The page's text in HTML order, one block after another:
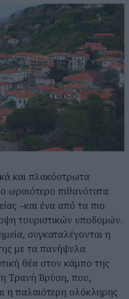
και πλακόστρωτα
ωραιότερο πιθανότατα
–και ένα από τα πιο
τουριστικών υποδομών.
συγκαταλέγονται η
με τα πανήψυλα
θέα στον κάμπο της
Τρανή Βρύση, που,
η παλαιότερη ολόκληρης